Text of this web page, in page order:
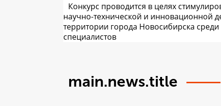
Конкурс проводится в целях
научно-технической и инновационной
территории города Новосибирска
специалистов
main.news.title